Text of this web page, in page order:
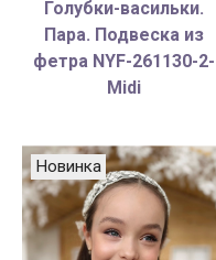
Голубки-васильки.
Пара. Подвеска из
фетра NYF-261130-2-
Midi
Новинка